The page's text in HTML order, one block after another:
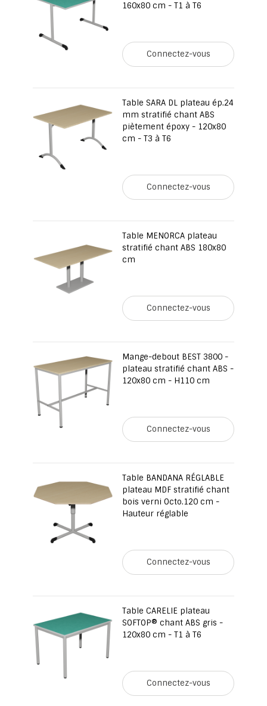
160x80 cm - T1 à T6
Connectez-vous
Table SARA DL plateau ép.24
mm stratifié chant ABS
piètement époxy - 120x80
cm - T3 à T6
Connectez-vous
Table MENORCA plateau
stratifié chant ABS 180x80
cm
Connectez-vous
Mange-debout BEST 3800 -
plateau stratifié chant ABS -
120x80 cm - H110 cm
Connectez-vous
Table BANDANA RÉGLABLE
plateau MDF stratifié chant
bois verni Octo.120 cm -
Hauteur réglable
Connectez-vous
Table CARELIE plateau
SOFTOP® chant ABS gris -
120x80 cm - T1 à T6
Connectez-vous